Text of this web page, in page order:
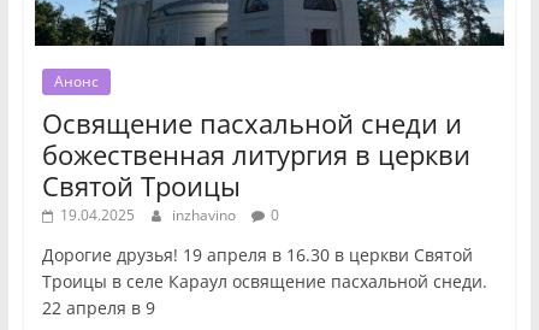
Анонс
Освящение пасхальной снеди и
божественная литургия в церкви
Святой Троицы
19.04.2025 inzhavino 0
Дорогие друзья! 19 апреля в 16.30 в церкви Святой
Троицы в селе Караул освящение пасхальной снеди.
22 апреля в 9